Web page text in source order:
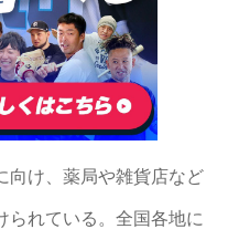
け、薬局や雑貨店など
られている。全国各地に